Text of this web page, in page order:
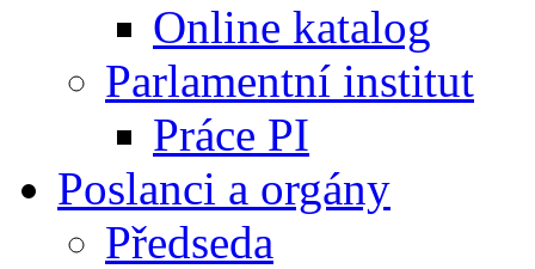
Online katalog
Parlamentní institut
Práce PI
Poslanci a orgány
Předseda